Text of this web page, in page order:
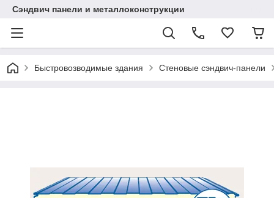
Сэндвич панели и металлоконструкции
Быстровозводимые здания Стеновые сэндвич-панели